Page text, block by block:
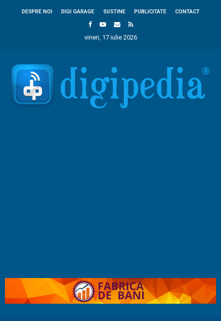
DESPRE NOI DIGI GARAGE SUSTINE PUBLICITATE CONTACT
vineri, 17 iulie 2026